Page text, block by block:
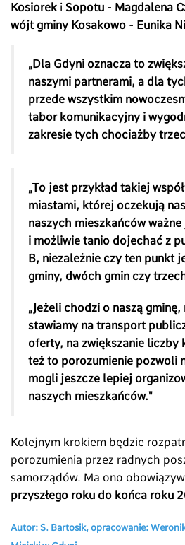
Kosiorek i Sopotu - Magdalena
wójt gminy Kosakowo - Eunika
„Dla Gdyni oznacza to
naszymi partnerami, a dla
przede wszystkim
tabor komunikacyjny i
zakresie tych chociażby
„To jest przykład takiej
miastami, której oczekują
naszych mieszkańców
i możliwie tanio dojechać z
B, niezależnie czy ten punkt
gminy, dwóch gmin czy
„Jeżeli chodzi o naszą
stawiamy na transport
oferty, na zwiększanie liczby
też to porozumienie pozwoli
mogli jeszcze lepiej
naszych mieszkańców."
Kolejnym krokiem będzie
porozumienia przez radnych
samorządów. Ma ono
przyszłego roku do końca roku
Autor: S. Bartosik, opracowanie: